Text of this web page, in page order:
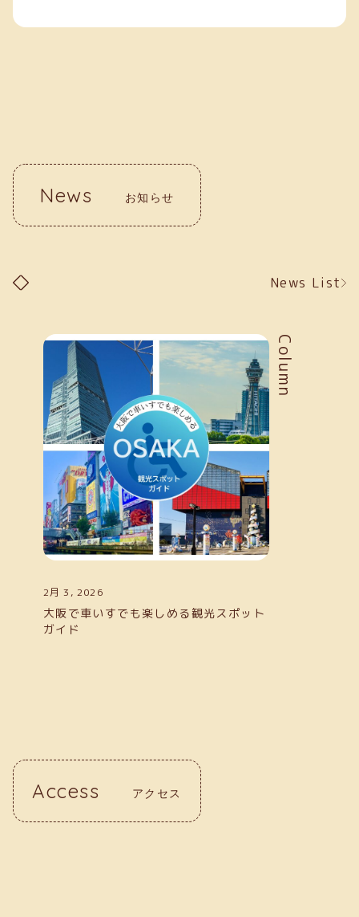
す。クリーフでの経験が、自分の「働く
News お知らせ
News List
お知らせ
Column
2月 3, 2026
大阪で車いすでも楽しめる観光スポット
ガイド
Access アクセス